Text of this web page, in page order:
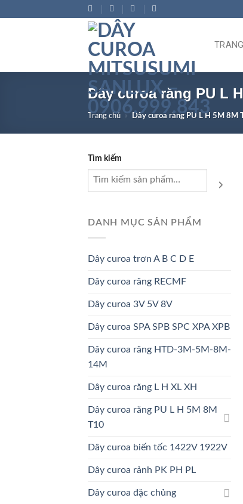
Dây curoa răng PU L
Trang chủ » Dây curoa răng PU L H 5M 8M
Tìm kiếm
DANH MỤC SẢN PHẨM
Dây curoa trơn A B C D E
Dây curoa răng RECMF
Dây curoa 3V 5V 8V
Dây curoa SPA SPB SPC XPA XPB
Dây curoa răng HTD-3M-5M-8M-
14M
Dây curoa răng L H XL XH
Dây curoa răng PU L H 5M 8M
T10
Dây curoa biến tốc 1422V 1922V
Dây curoa rảnh PK PH PL
Dây curoa đặc chủng